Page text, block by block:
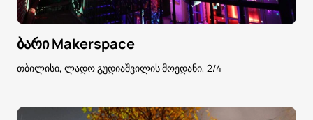
ბარი Makerspace
თბილისი, ლადო გუდიაშვილის მოედანი, 2/4